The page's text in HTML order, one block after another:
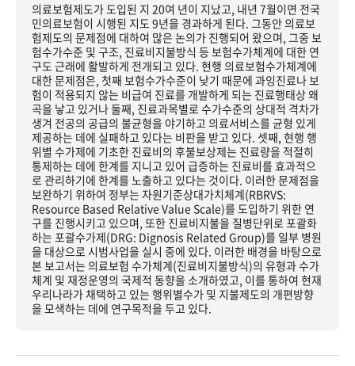
의료보험제도가 도입된 지 20여 년이 지났고, 내년 7월이면 전국
민의료보험이 시행된 지도 9년을 경과하게 된다. 그동안 의료보
험제도의 문제점에 대하여 많은 논의가 진행되어 왔으며, 그중 보
험수가수준 및 구조, 진료비지불방식 등 보험수가체계에 대한 연
구도 근래에 활발하게 전개되고 있다. 현행 의료보험수가체계에
대한 문제점은, 첫째 보험수가수준이 낮기 때문에 과잉진료나 보
험이 적용되지 않는 비급여 진료를 개발하게 되는 진료행태상 왜
곡을 낳고 있거나 둘째, 진료과목별로 수가수준의 상대적 격차가
생겨 전공의 공급의 불균형을 야기하고 의료서비스를 균형 있게
제공하는 데에 실패하고 있다는 비판을 받고 있다. 셋째, 현행 행
위별 수가제에 기초한 진료비의 후불보상제는 진료량을 적절히
통제하는 데에 한계를 지니고 있어 급증하는 진료비를 효과적으
로 관리하기에 한계를 노출하고 있다는 것이다. 이러한 문제점을
보완하기 위하여 정부는 자원기준상대가치체계(RBRVS:
Resource Based Relative Value Scale)를 도입하기 위한 연
구를 진행시키고 있으며, 또한 진료비지불을 질병단위로 포괄화
하는 포괄수가제(DRG: Dignosis Related Group)를 일부 병원
을 대상으로 시범사업을 실시 중에 있다. 이러한 배경을 바탕으로
본 보고서는 의료보험 수가체계(진료비지불방식)의 유형과 수가
체계 및 재정운영의 국제적 동향을 소개하였고, 이를 통하여 현재
우리나라가 채택하고 있는 행위별수가 및 지불제도의 개편방향
을 모색하는 데에 연구목적을 두고 있다.